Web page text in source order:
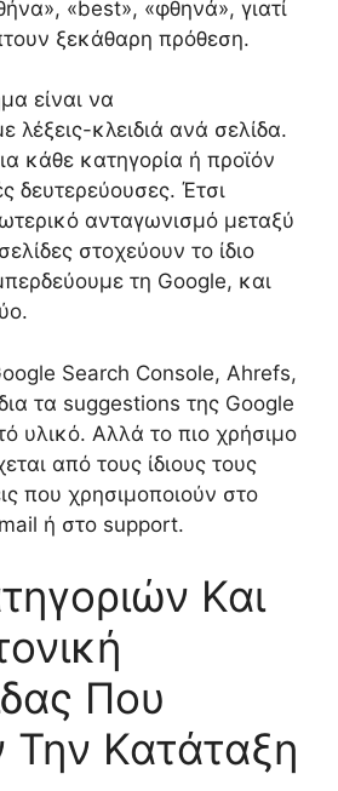
«best», «φθηνά», γιατί
ξεκάθαρη πρόθεση.
είναι να
λέξεις-κλειδιά ανά σελίδα.
κάθε κατηγορία ή προϊόν
δευτερεύουσες. Έτσι
ανταγωνισμό μεταξύ
στοχεύουν το ίδιο
τη Google, και
Search Console, Ahrefs,
τα suggestions της Google
υλικό. Αλλά το πιο χρήσιμο
από τους ίδιους τους
που χρησιμοποιούν στο
ή στο support.
Και
Που
Την Κατάταξη